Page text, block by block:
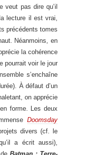
pas dire qu’il
lecture il est vrai,
précédents tomes
Néanmoins, en
la cohérence
pourrait voir le jour
s’enchaîne
À défaut d’un
on apprécie
en forme. Les deux
Doomsday
divers (cf. le
a écrit aussi),